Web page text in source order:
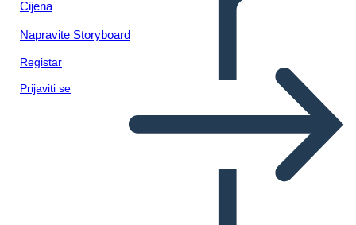
Cijena
Napravite Storyboard
Registar
Prijaviti se